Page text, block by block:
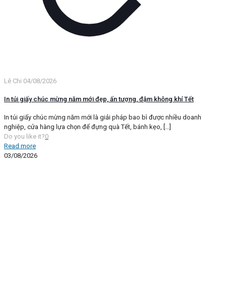
Lê Chi 04/08/2026
In túi giấy chúc mừng năm mới đẹp, ấn tượng, đậm không khí Tết
In túi giấy chúc mừng năm mới là giải pháp bao bì được nhiều doanh
nghiệp, cửa hàng lựa chọn để đựng quà Tết, bánh kẹo, […]
Do you like it?0
Read more
03/08/2026